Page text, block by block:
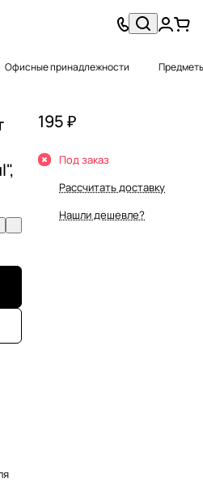
Офисные принадлежности
195 ₽
Под заказ
Рассчитать доставку
Нашли дешевле?